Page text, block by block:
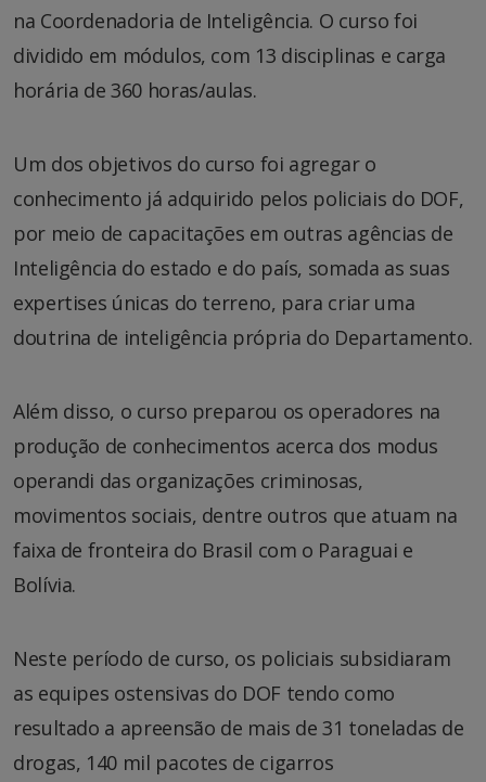
na Coordenadoria de Inteligência. O curso foi
dividido em módulos, com 13 disciplinas e carga
horária de 360 horas/aulas.
Um dos objetivos do curso foi agregar o
conhecimento já adquirido pelos policiais do DOF,
por meio de capacitações em outras agências de
Inteligência do estado e do país, somada as suas
expertises únicas do terreno, para criar uma
doutrina de inteligência própria do Departamento.
Além disso, o curso preparou os operadores na
produção de conhecimentos acerca dos modus
operandi das organizações criminosas,
movimentos sociais, dentre outros que atuam na
faixa de fronteira do Brasil com o Paraguai e
Bolívia.
Neste período de curso, os policiais subsidiaram
as equipes ostensivas do DOF tendo como
resultado a apreensão de mais de 31 toneladas de
drogas, 140 mil pacotes de cigarros